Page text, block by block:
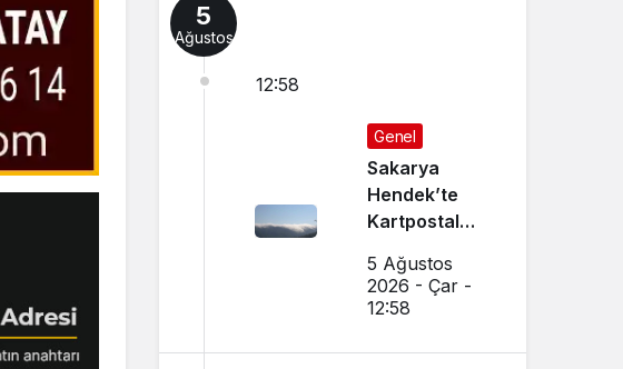
5
Ağustos
12:58
Genel
Sakarya
Hendek’te
Kartpostal
Büyüledi
5 Ağustos
2026 - Çar -
12:58